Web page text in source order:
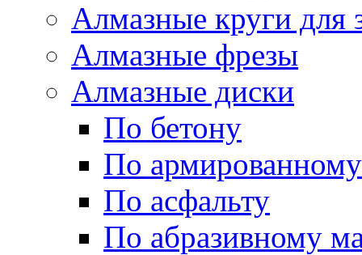
Алмазные круги для
Алмазные фрезы
Алмазные диски
По бетону
По
По асфальту
По абразивному